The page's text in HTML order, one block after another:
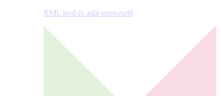
XML feed és adat szerkesztő